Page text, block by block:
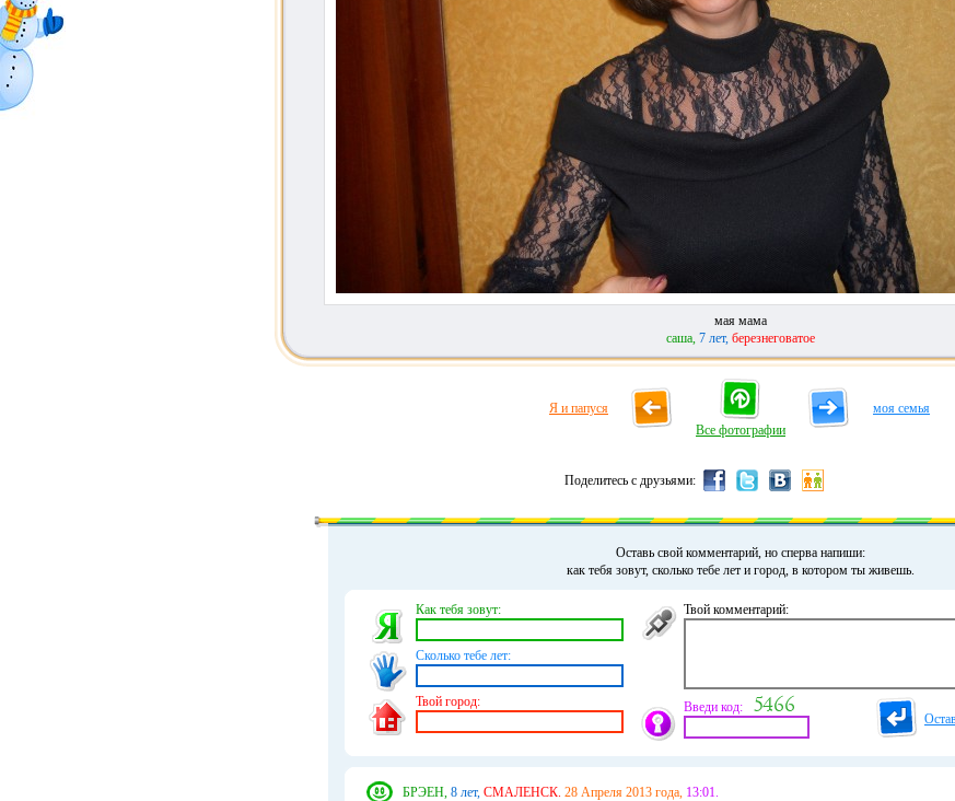
мая мама
саша, 7 лет, березнеговатое
Я и папуся
Все фотографии
моя семья
Поделитесь с друзьями:
Оставь свой комментарий, но сперва напиши:
как тебя зовут, сколько тебе лет и город, в котором ты живешь.
Как тебя зовут:
Сколько тебе лет:
Твой город:
Твой комментарий:
Введи код:
БРЭЕН, 8 лет, СМАЛЕНСК. 28 Апреля 2013 года, 13:01.